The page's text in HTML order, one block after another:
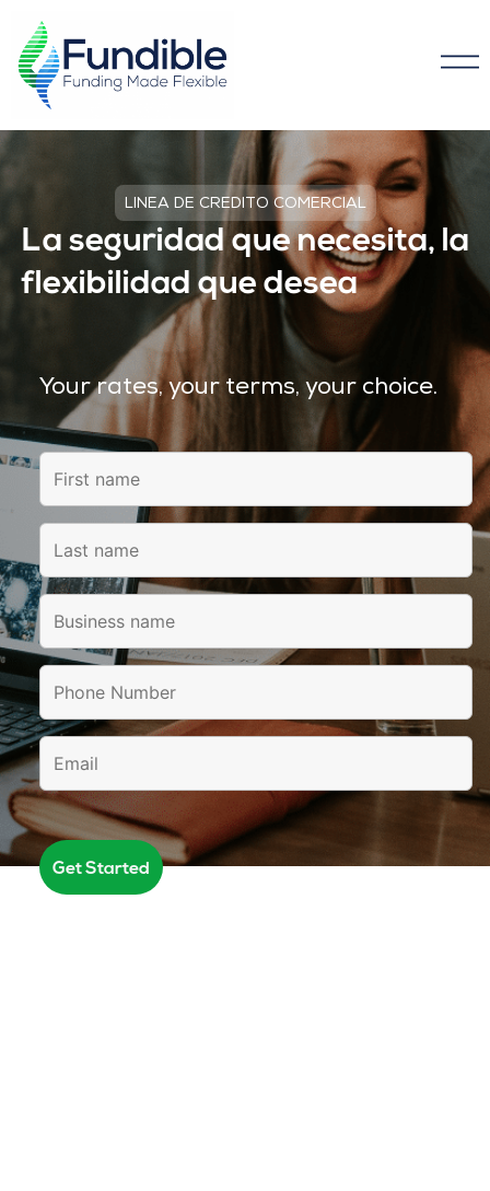
LINEA DE CREDITO COMERCIAL
La seguridad que necesita, la
flexibilidad que desea
Your rates, your terms, your choice.